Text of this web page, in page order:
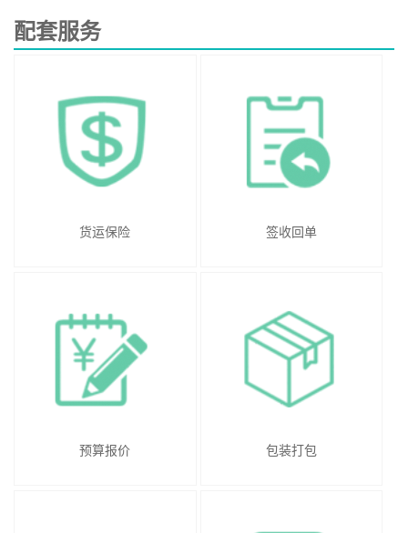
配套服务
货运保险 签收回单
预算报价 包装打包